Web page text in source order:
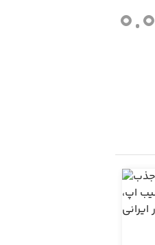
0.0